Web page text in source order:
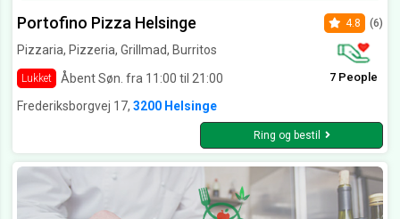
Portofino Pizza Helsinge
Pizzaria, Pizzeria, Grillmad, Burritos
Lukket Åbent Søn. fra 11:00 til 21:00
4.8 (6)
7 People
Frederiksborgvej 17, 3200 Helsinge
Ring og bestil